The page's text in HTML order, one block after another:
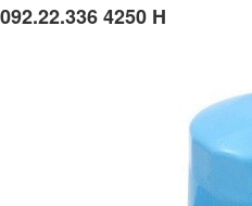
4250 H